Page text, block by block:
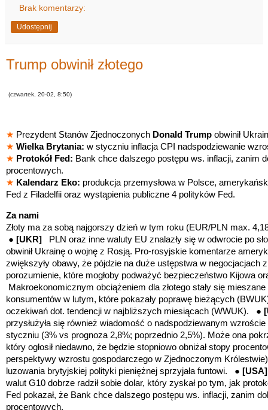
Brak komentarzy:
Udostępnij
Trump obwinił złotego
(czwartek, 20-02, 8:50)
★ Prezydent Stanów Zjednoczonych Donald Trump obwinił
★ Wielka Brytania: w styczniu inflacja CPI nadspodziewanie
★ Protokół Fed: Bank chce dalszego postępu ws. inflacji, zanim
procentowych.
★ Kalendarz Eko: produkcja przemysłowa w Polsce,
Fed z Filadelfii oraz wystąpienia publiczne 4 polityków Fed.
Za nami
Złoty ma za sobą najgorszy dzień w tym roku (EUR/PLN max.
● [UKR] PLN oraz inne waluty EU znalazły się w odwrocie po
obwinił Ukrainę o wojnę z Rosją. Pro-rosyjskie komentarze
zwiększyły obawy, że pójdzie na duże ustępstwa w negocjacjach
porozumienie, które mogłoby podważyć bezpieczeństwo Kijowa
Makroekonomicznym obciążeniem dla złotego stały się
konsumentów w lutym, które pokazały poprawę bieżących
oczekiwań dot. tendencji w najbliższych miesiącach (WWUK). ●
przysłużyła się również wiadomość o nadspodziewanym
styczniu (3% vs prognoza 2,8%; poprzednio 2,5%). Może ona
który ogłosił niedawno, że będzie stopniowo obniżał stopy
perspektywy wzrostu gospodarczego w Zjednoczonym
luzowania brytyjskiej polityki pieniężnej sprzyjała funtowi. ●
walut G10 dobrze radził sobie dolar, który zyskał po tym, jak
Fed pokazał, że Bank chce dalszego postępu ws. inflacji, zanim
procentowych.